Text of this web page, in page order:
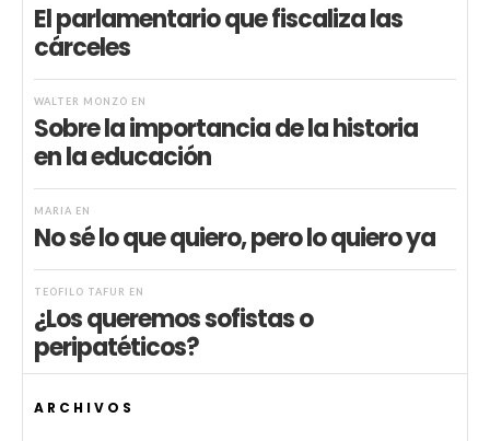
El parlamentario que fiscaliza las
cárceles
WALTER MONZÓ EN
Sobre la importancia de la historia
en la educación
MARIA EN
No sé lo que quiero, pero lo quiero ya
TEÓFILO TAFUR EN
¿Los queremos sofistas o
peripatéticos?
ARCHIVOS